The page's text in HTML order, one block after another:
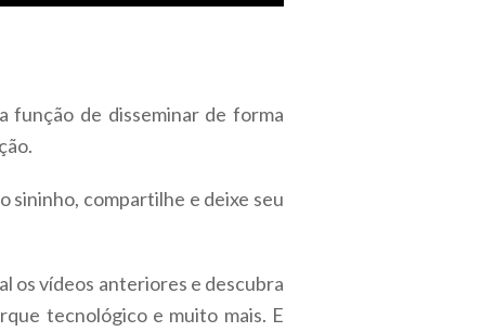
função de disseminar de forma
sininho, compartilhe e deixe seu
os vídeos anteriores e descubra
tecnológico e muito mais. E